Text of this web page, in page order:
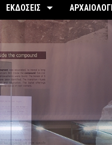
ΕΚΔΟΣΕΙΣ
-Εκθέσεις
-Αρχαιολογικοί Χώροι
Φυλλάδια
Οργανωμένοι